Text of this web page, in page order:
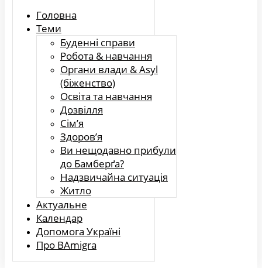
Головна
Теми
Буденні справи
Робота & навчання
Органи влади & Asyl
(біженство)
Освіта та навчання
Дозвілля
Сім’я
Здоров’я
Ви нещодавно прибули
до Бамберґа?
Надзвичайна ситуація
Житло
Актуальне
Календар
Допомога Україні
Про BAmigra